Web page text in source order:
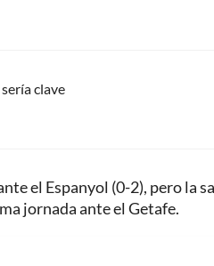
clave
el Espanyol (0-2), pero la
jornada ante el Getafe.